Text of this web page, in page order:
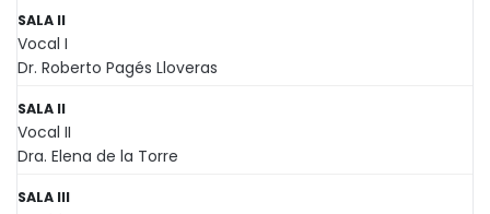
SALA II
Vocal I
Dr. Roberto Pagés Lloveras
SALA II
Vocal II
Dra. Elena de la Torre
SALA III